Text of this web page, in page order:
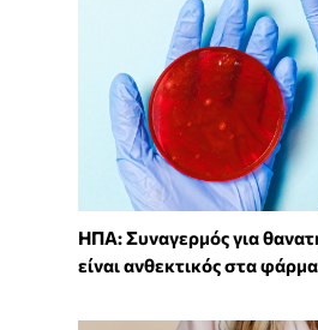
ΗΠΑ: Συναγερμός για
είναι ανθεκτικός στα